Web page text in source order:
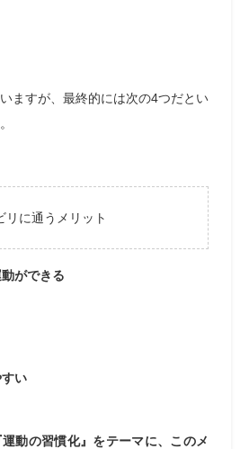
ますが、最終的には次の4つだとい
リに通うメリット
ができる
い
運動の習慣化』をテーマに、このメ